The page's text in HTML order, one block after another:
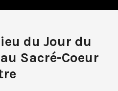
du Jour du
Sacré-Coeur